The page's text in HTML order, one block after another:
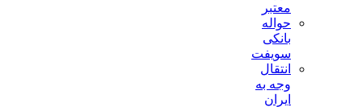
معتبر
حواله
بانکی
سویفت
انتقال
وجه به
ایران